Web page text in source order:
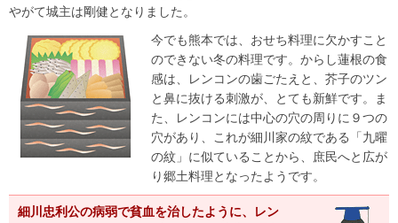
やがて城主は剛健となりました。
今でも熊本では、おせち料理に欠かすこと
のできない冬の料理です。からし蓮根の食
感は、レンコンの歯ごたえと、芥子のツン
と鼻に抜ける刺激が、とても新鮮です。ま
た、レンコンには中心の穴の周りに９つの
穴があり、これが細川家の紋である「九曜
の紋」に似ていることから、庶民へと広が
り郷土料理となったようです。
細川忠利公の病弱で貧血を治したように、レン